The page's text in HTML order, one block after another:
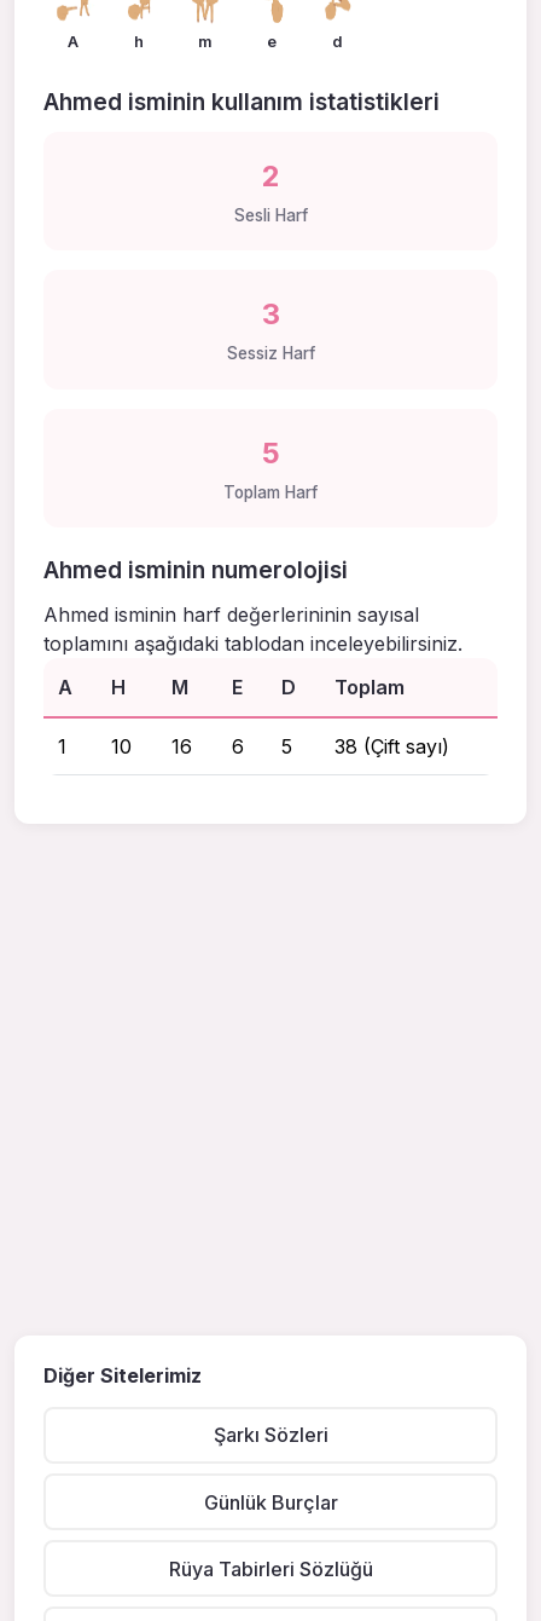
A h m e d
Ahmed isminin kullanım istatistikleri
2
Sesli Harf
3
Sessiz Harf
5
Toplam Harf
Ahmed isminin numerolojisi
Ahmed isminin harf değerlerininin sayısal
toplamını aşağıdaki tablodan inceleyebilirsiniz.
A
H M E D Toplam
1 10 16 6 5 38 (Çift sayı)
Diğer Sitelerimiz
Şarkı Sözleri
Günlük Burçlar
Rüya Tabirleri Sözlüğü